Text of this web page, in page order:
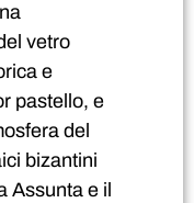
vetro
e
pastello, e
del
bizantini
Assunta e il